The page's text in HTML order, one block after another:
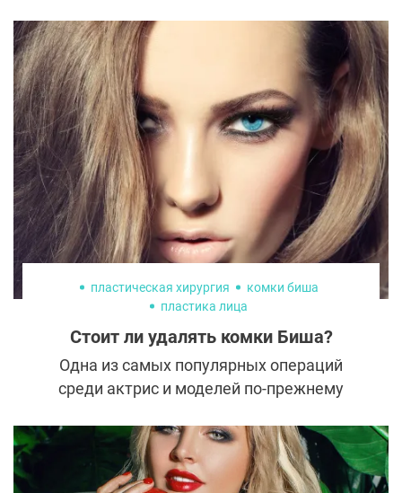
травматичными аналогами. Одна из них —
септопластика, которая сегодня во многих
клиниках проводится с помощью лазера.
Рассказываем, на что способна новая
методика и кому она поможет справиться
с проблемами.
пластическая хирургия
комки биша
пластика лица
Стоит ли удалять комки Биша?
Одна из самых популярных операций
среди актрис и моделей по-прежнему
придерживаются мнения, что пластика —
отличный способ избавиться от слишком
пухлых щек и подчеркнуть скулы, а